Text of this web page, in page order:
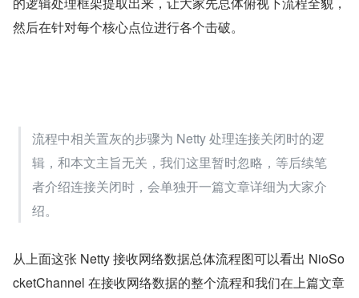
下面我们到
的具体处理过程：
2. Netty 接收网络数据流程总览
的逻辑处理框架提取出来，让大家先总体俯视下流程全貌，
然后在针对每个核心点位进行各个击破。